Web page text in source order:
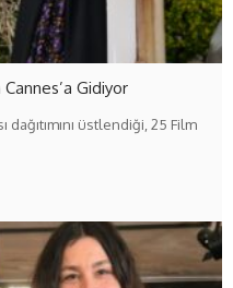
Cannes’a Gidiyor
üstlendiği, 25 Film